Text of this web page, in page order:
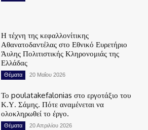
Η τέχνη της κεφαλλονίτικης
Αθανατοδαντέλας στο Εθνικό Ευρετήριο
Άυλης Πολιτιστικής Κληρονομιάς της
Ελλάδας
Θέματα 20 Μαΐου 2026
Το poulatakefalonias στο εργοτάξιο του
Κ.Υ. Σάμης. Πότε αναμένεται να
ολοκληρωθεί το έργο.
Θέματα 20 Απριλίου 2026